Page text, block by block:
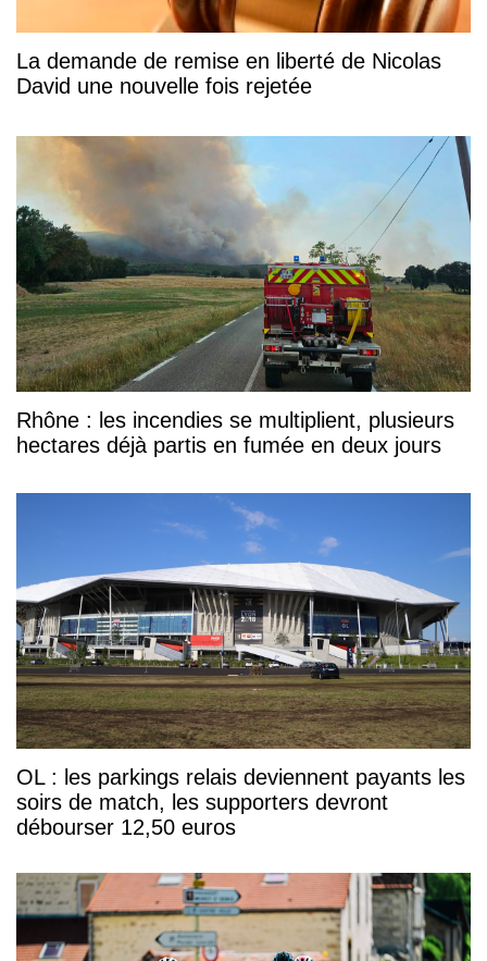
La demande de remise en liberté de Nicolas
David une nouvelle fois rejetée
Rhône : les incendies se multiplient, plusieurs
hectares déjà partis en fumée en deux jours
OL : les parkings relais deviennent payants les
soirs de match, les supporters devront
débourser 12,50 euros